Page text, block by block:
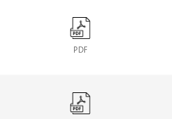
PDF